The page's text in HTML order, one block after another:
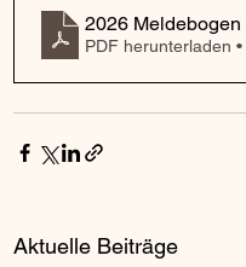
2026 Meldebogen
PDF herunterladen
Aktuelle Beiträge